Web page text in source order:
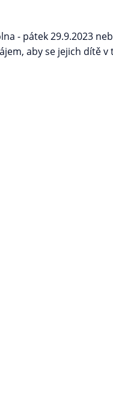
- pátek 29.9.2023
aby se jejich dítě v